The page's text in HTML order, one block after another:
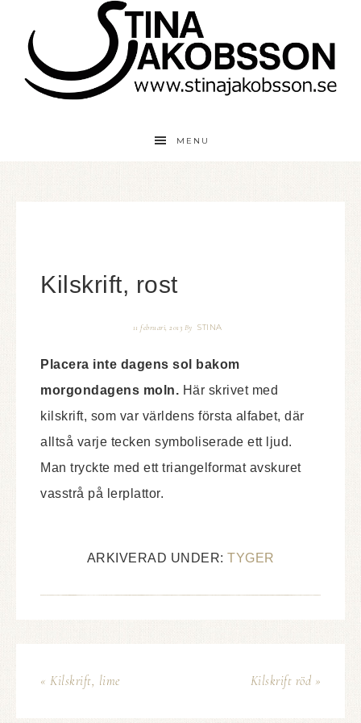
MENU
Kilskrift, rost
11 februari, 2013 By STINA
Placera inte dagens sol bakom
morgondagens moln. Här skrivet med
kilskrift, som var världens första alfabet, där
alltså varje tecken symboliserade ett ljud.
Man tryckte med ett triangelformat avskuret
vasstrå på lerplattor.
ARKIVERAD UNDER: TYGER
« Kilskrift, lime Kilskrift röd »